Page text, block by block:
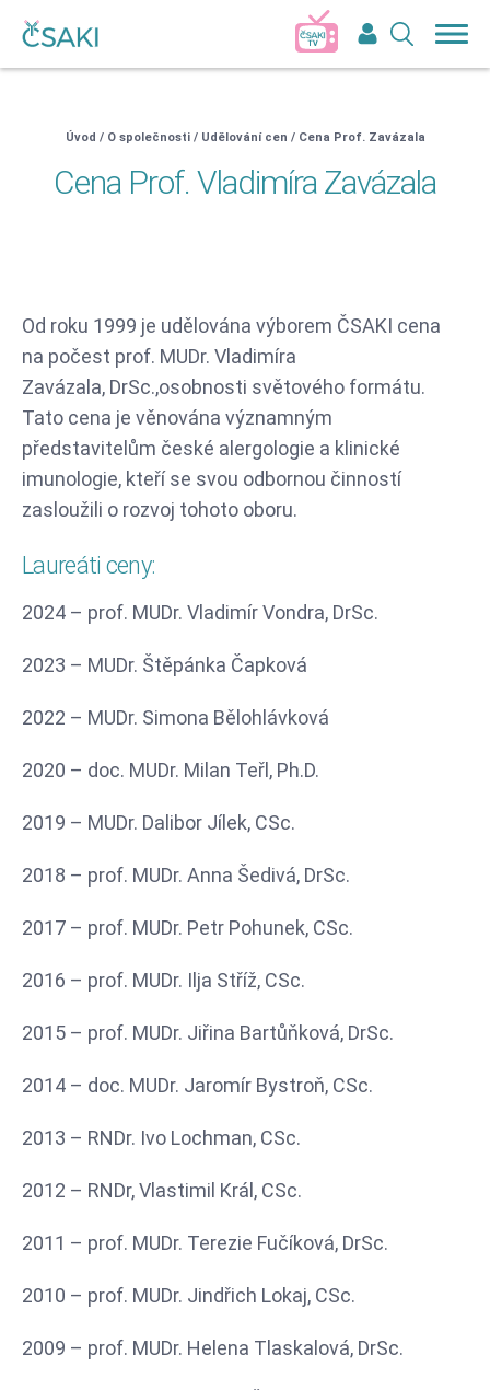
Přihlášení do členské sekce ČSAKI
Uživatelské jméno:
Heslo
Pokud nemáte účet, tak se zaregistujte
Úvod / O společnosti/ Udělování cen / Cena Prof. Zavázala
Cena Prof. Vladimíra Zavázala
Od roku 1999 je udělována výborem ČSAKI cena
na počest prof. MUDr. Vladimíra
Zavázala, DrSc.,osobnosti světového formátu.
Tato cena je věnována významným
představitelům české alergologie a klinické
imunologie, kteří se svou odbornou činností
zasloužili o rozvoj tohoto oboru.
Laureáti ceny:
2024 – prof. MUDr. Vladimír Vondra, DrSc.
2023 – MUDr. Štěpánka Čapková
2022 – MUDr. Simona Bělohlávková
2020 – doc. MUDr. Milan Teřl, Ph.D.
2019 – MUDr. Dalibor Jílek, CSc.
2018 – prof. MUDr. Anna Šedivá, DrSc.
2017 – prof. MUDr. Petr Pohunek, CSc.
2016 – prof. MUDr. Ilja Stříž, CSc.
2015 – prof. MUDr. Jiřina Bartůňková, DrSc.
2014 – doc. MUDr. Jaromír Bystroň, CSc.
2013 – RNDr. Ivo Lochman, CSc.
2012 – RNDr, Vlastimil Král, CSc.
2011 – prof. MUDr. Terezie Fučíková, DrSc.
2010 – prof. MUDr. Jindřich Lokaj, CSc.
2009 – prof. MUDr. Helena Tlaskalová, DrSc.